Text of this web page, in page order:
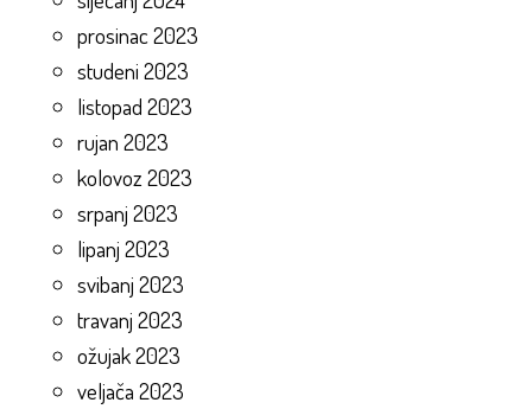
prosinac 2023
studeni 2023
listopad 2023
rujan 2023
kolovoz 2023
srpanj 2023
lipanj 2023
svibanj 2023
travanj 2023
ožujak 2023
veljača 2023